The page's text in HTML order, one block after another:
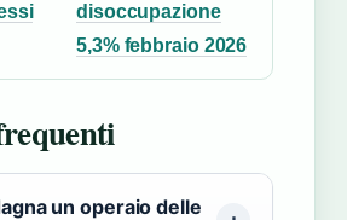
disoccupazione
5,3% febbraio 2026
un operaio delle